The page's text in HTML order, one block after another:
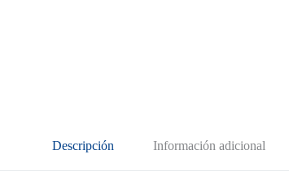
Descripción Información adicional